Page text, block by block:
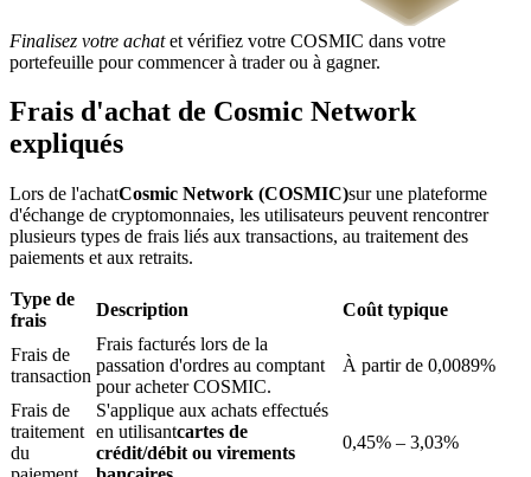
Blocages BTR
Des investissements exclusifs pour les détenteurs de BTR
Prêts
Finalisez votre achatet vérifiez votre COSMIC dans votre
portefeuille pour commencer à trader ou à gagner.
Frais d'achat de Cosmic Network
expliqués
Lors de l'achatCosmic Network (COSMIC)sur une plateforme
d'échange de cryptomonnaies, les utilisateurs peuvent rencontrer
plusieurs types de frais liés aux transactions, au traitement des
paiements et aux retraits.
Type de
frais
Description Coût typique
Frais de
transaction
Frais facturés lors de la
passation d'ordres au comptant
pour acheter COSMIC.
À partir de 0,0089%
Frais de
traitement
du
S'applique aux achats effectués
en utilisantcartes de
crédit/débit ou virements
0,45% – 3,03%